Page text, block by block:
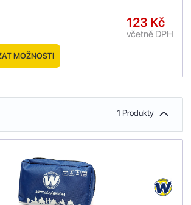
123 Kč
včetně DPH
MOŽNOSTI
1 Produkty